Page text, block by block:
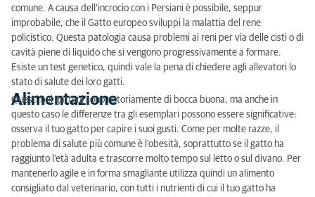
comune. A causa dell'incrocio con i Persiani è possibile, seppur
improbabile, che il Gatto europeo sviluppi la malattia del rene
policistico. Questa patologia causa problemi ai reni per via delle cisti o di
cavità piene di liquido che si vengono progressivamente a formare.
Esiste un test genetico, quindi vale la pena di chiedere agli allevatori lo
stato di salute dei loro gatti.
Alimentazione
Questi bei gattoni sono notoriamente di bocca buona, ma anche in
questo caso le differenze tra gli esemplari possono essere significative:
osserva il tuo gatto per capire i suoi gusti. Come per molte razze, il
problema di salute più comune è l'obesità, soprattutto se il gatto ha
raggiunto l'età adulta e trascorre molto tempo sul letto o sul divano. Per
mantenerlo agile e in forma smagliante utilizza quindi un alimento
consigliato dal veterinario, con tutti i nutrienti di cui il tuo gatto ha